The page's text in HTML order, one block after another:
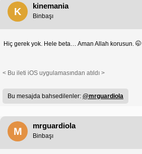
K
kinemania
Binbaşı
Hiç gerek yok. Hele beta… Aman Allah korusun. 🤭
< Bu ileti iOS uygulamasından atıldı >
Bu mesajda bahsedilenler: @mrguardiola
M
mrguardiola
Binbaşı